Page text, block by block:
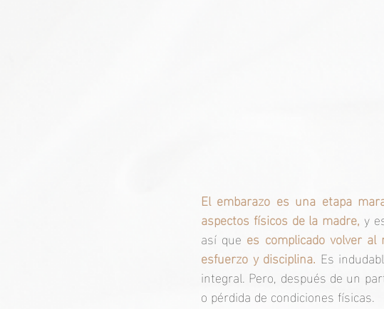
El embarazo es una etapa
aspectos físicos de la madre, y
así que es complicado volver
esfuerzo y disciplina. Es
integral. Pero, después de un
o pérdida de condiciones físicas.